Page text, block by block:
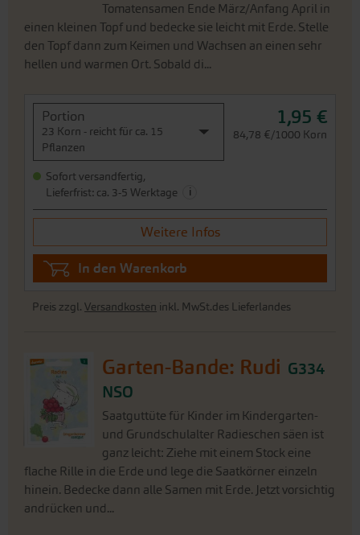
Tomatensamen Ende März/Anfang April in
einen kleinen Topf und bedecke sie leicht mit Erde. Stelle
den Topf dann zum Keimen und Wachsen an einen sehr
hellen und warmen Ort. Sobald di...
Portion
23 Korn - reicht für ca. 15
Pflanzen
1,95 €
84,78 €/1000 Korn
Sofort versandfertig,
Lieferfrist: ca. 3-5 Werktage
i
Weitere Infos
In den Warenkorb
Preis zzgl. Versandkosten inkl. MwSt.des Lieferlandes
Garten-Bande: Rudi G334
NSO
Saatguttüte für Kinder im Kindergarten-
und Grundschulalter Radieschen säen ist
ganz leicht: Ziehe mit einem Stock eine
flache Rille in die Erde und lege die Saatkörner einzeln
hinein. Bedecke dann alle Samen mit Erde. Jetzt vorsichtig
andrücken und...